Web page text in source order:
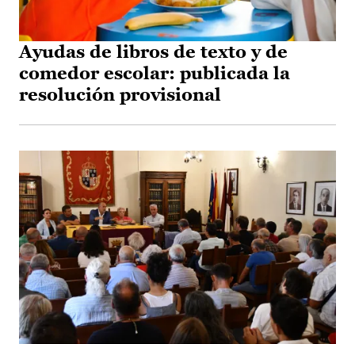
Ayudas de libros de texto y de
comedor escolar: publicada la
resolución provisional